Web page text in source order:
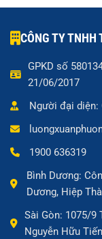
CÔNG TY
GPKD số
21/06/2017
Người đại diện:
1900 636319
Bình Dương:
Dương, Hiệp
Sài Gòn: 1075/9
Nguyễn Hữu